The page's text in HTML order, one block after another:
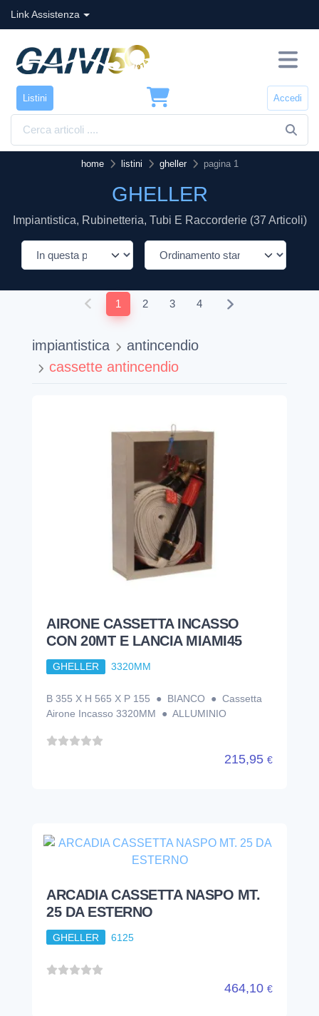
Link Assistenza
Listini Accedi
home listini gheller pagina 1
GHELLER
Impiantistica, Rubinetteria, Tubi E Raccorderie (37 Articoli)
1 2 3 4
impiantistica
antincendio
cassette antincendio
AIRONE CASSETTA INCASSO
CON 20MT E LANCIA MIAMI45
GHELLER 3320MM
B 355 X H 565 X P 155 ● BIANCO ● Cassetta
Airone Incasso 3320MM ● ALLUMINIO
215,95 €
ARCADIA CASSETTA NASPO MT.
25 DA ESTERNO
GHELLER 6125
464,10 €